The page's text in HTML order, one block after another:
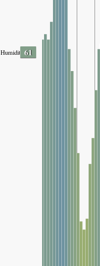
Humidity 61